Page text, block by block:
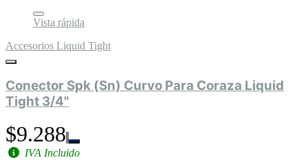
Vista rápida
Accesorios Liquid Tight
Conector Spk (Sn) Curvo Para Coraza Liquid
Tight 3/4"
$9.288
IVA Incluido